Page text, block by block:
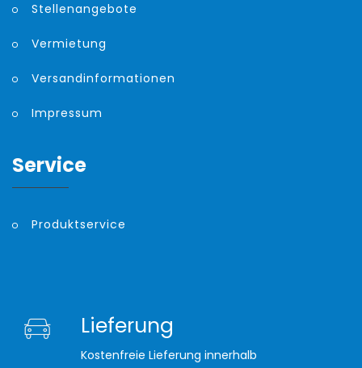
Stellenangebote
Vermietung
Versandinformationen
Impressum
Service
Produktservice
Lieferung
Kostenfreie Lieferung innerhalb